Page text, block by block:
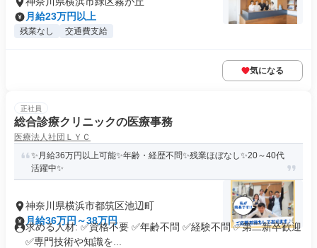
月給23万円以上
残業なし 交通費支給
気になる
正社員
総合診療クリニックの医療事務
医療法人社団ＬＹＣ
✨月給36万円以上可能✨年齢・経歴不問✨残業ほぼなし✨20～40代
活躍中✨
神奈川県横浜市都筑区池辺町
月給36万円～38万円
求める人材: ✅資格不要 ✅年齢不問 ✅経験不問 ✅第二新卒歓迎
✅専門技術や知識を...